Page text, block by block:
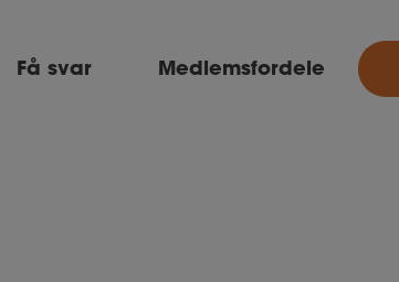
Få svar Medlemsfordele